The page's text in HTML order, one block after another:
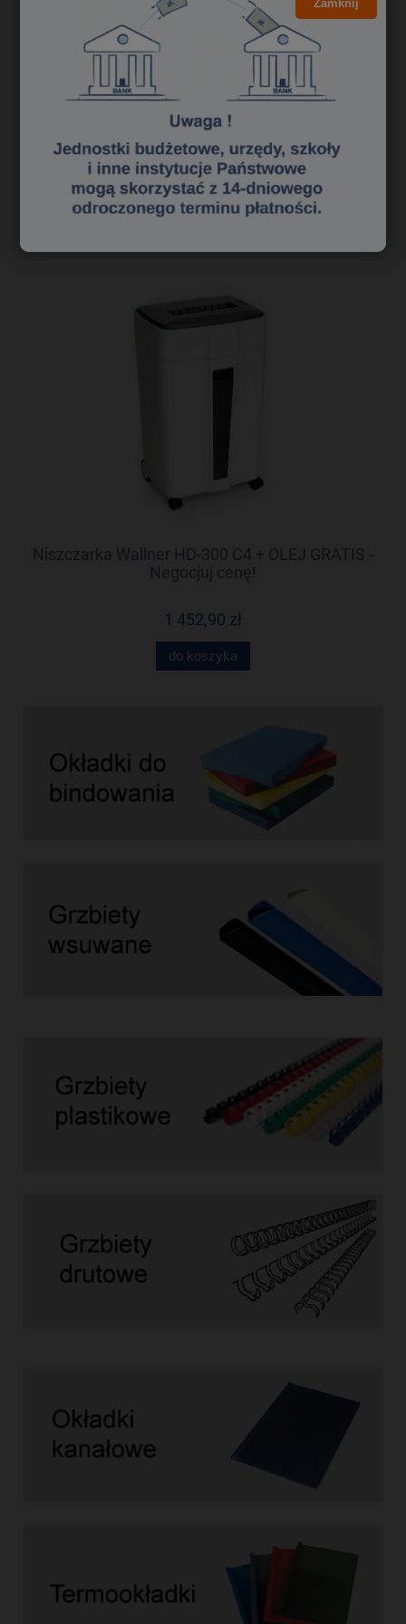
8,98 zł
do koszyka
« 1 2 3 »
Niszczarka Wallner HD-300 C4 + OLEJ GRATIS -
Negocjuj cenę!
1 452,90 zł
do koszyka
Zamknij